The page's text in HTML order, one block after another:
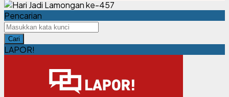
Pencarian
Cari
LAPOR!